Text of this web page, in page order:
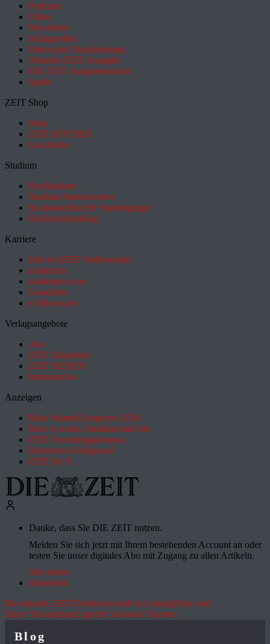
Podcasts
Video
Newsletter
Schlagzeilen
Daten und Visualisierung
Aktuelle ZEIT-Ausgabe
DIE ZEIT Ausgabenarchiv
Spiele
ZEIT Shop
Shop
ZEIT BÜCHER
Geschenke
Studium
HeyStudium
Studium-Interessentest
Suchmaschine für Studiengänge
Hochschulranking
Karriere
Jobs im ZEIT Stellenmarkt
academics
academics.com
GoodJobs
e-fellows.net
Verlagsangebote
Abo
ZEIT Akademie
ZEIT REISEN
Partnersuche
Anzeigen
Most Wanted Employer 2026
How it works: Studium und Job
ZEIT Forschungskosmos
Deutsches Schulportal
ZEIT für X
Danke, dass Sie DIE ZEIT nutzen.
Melden Sie sich jetzt mit Ihrem bestehenden Account an oder
testen Sie unser digitales Abo mit Zugang zu allen Artikeln.
Abo testen
Anmelden
Die aktuelle ZEITDrohnenvorfall in LeipzigHitze und
Dürre"Deutschland spricht"Aktuelle Themen
Blog